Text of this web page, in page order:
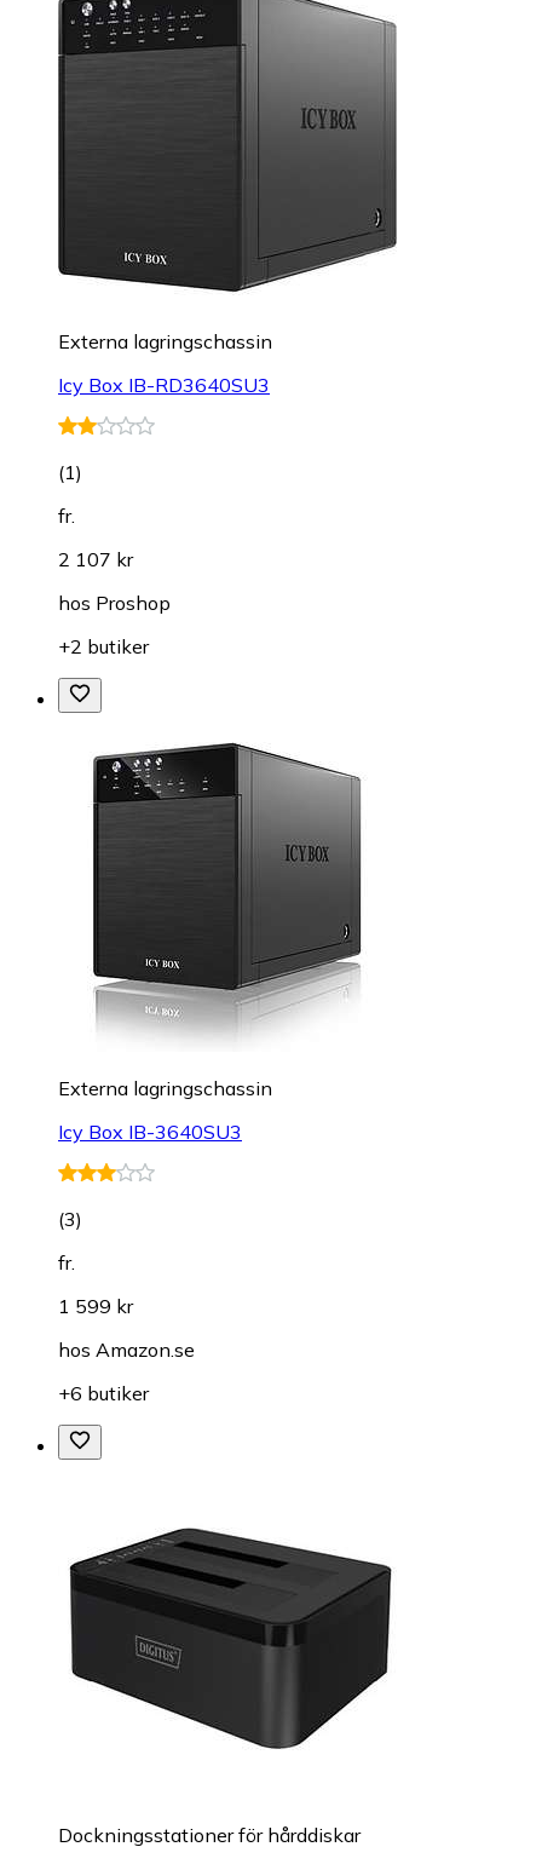
Externa lagringschassin
Icy Box IB-RD3640SU3
(1)
fr.
2 107 kr
hos Proshop
+2 butiker
Externa lagringschassin
Icy Box IB-3640SU3
(3)
fr.
1 599 kr
hos Amazon.se
+6 butiker
Dockningsstationer för hårddiskar